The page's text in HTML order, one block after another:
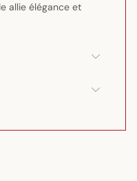
allie élégance et